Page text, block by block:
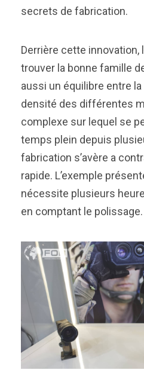
secrets de fabrication.
Derrière cette innovation,
trouver la bonne famille
aussi un équilibre entre
densité des différentes
complexe sur lequel se
temps plein depuis
fabrication s’avère a
rapide. L’exemple
nécessite plusieurs
en comptant le polissage.